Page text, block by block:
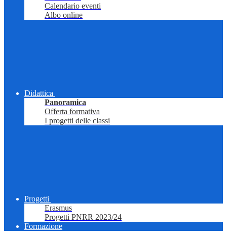
Calendario eventi
Albo online
Didattica
Panoramica
Offerta formativa
I progetti delle classi
Progetti
Erasmus
Progetti PNRR 2023/24
Formazione